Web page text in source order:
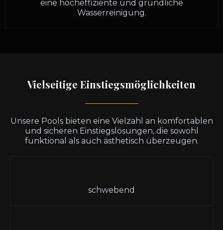
eine hocheffiziente und gründliche
Wasserreinigung.
Vielseitige Einstiegsmöglichkeiten
Unsere Pools bieten eine Vielzahl an komfortablen
und sicheren Einstiegslösungen, die sowohl
funktional als auch ästhetisch überzeugen.
schwebend